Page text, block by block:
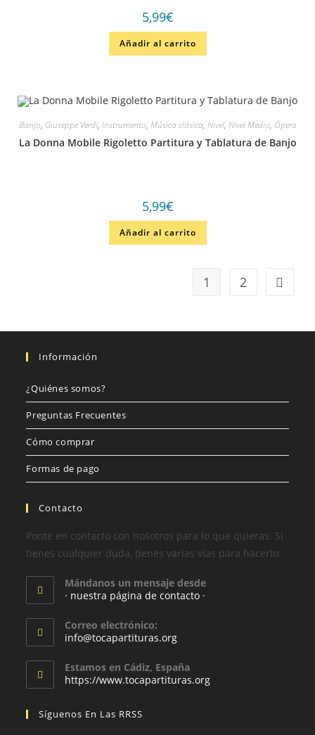
5,99€
Añadir al carrito
Banjo, Giuseppe Verdi, Instrumento, Música clásica, Nivel, Nivel Medio, Ópera
La Donna Mobile Rigoletto Partitura y Tablatura de Banjo
5,99€
Añadir al carrito
1 2
Información
¿Quiénes somos?
Preguntas Frecuentes
Cómo comprar
Formas de pago
Contacto
Ponte en contacto con nosotros para lo que quieras. Si
tienes cualquier duda, tienes varias vías para hacerlo:
Mándanos un mensaje desde
· nuestra página de contacto ·
Correo electrónico:
info@tocapartituras.org
Estamos en Cádiz, España
https://www.tocapartituras.org
Síguenos En Las RRSS